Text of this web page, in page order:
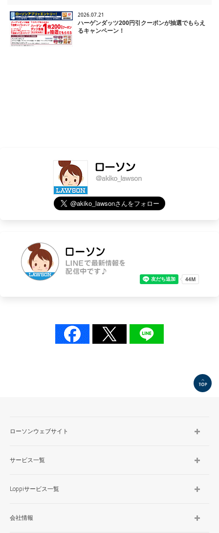
2026.07.21
ハーゲンダッツ200円引クーポンが抽選でもらえ
るキャンペーン！
ローソンウェブサイト
サービス一覧
Loppiサービス一覧
会社情報